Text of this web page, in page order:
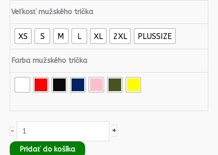
Veľkosť mužského trička
XS S M L XL 2XL PLUSSIZE
Farba mužského trička
- +
Pridať do košíka